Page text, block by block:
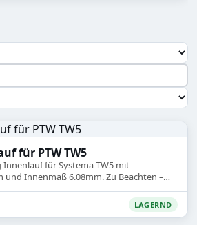
automatisch mit den neuen
für PTW TW5
Innenlauf für Systema TW5 mit
Innenmaß 6.08mm. Zu Beachten –
LAGERND